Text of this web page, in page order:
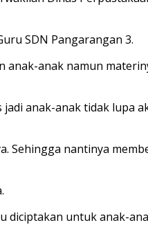
SDN Pangarangan 3.
anak-anak namun
anak-anak tidak lupa
nantinya
untuk anak-